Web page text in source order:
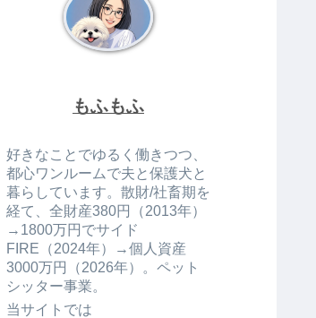
もふもふ
好きなことでゆるく働きつつ、
都心ワンルームで夫と保護犬と
暮らしています。散財/社畜期を
経て、全財産380円（2013年）
→1800万円でサイド
FIRE（2024年）→個人資産
3000万円（2026年）。ペット
シッター事業。
当サイトでは